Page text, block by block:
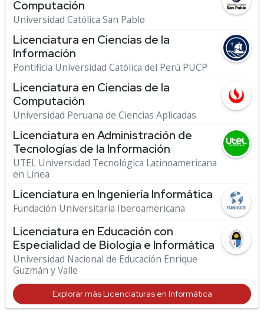
Computación
Universidad Católica San Pablo
Licenciatura en Ciencias de la
Información
Pontificia Universidad Católica del Perú PUCP
Licenciatura en Ciencias de la
Computación
Universidad Peruana de Ciencias Aplicadas
Licenciatura en Administración de
Tecnologías de la Información
UTEL Universidad Tecnológica Latinoamericana
en Línea
Licenciatura en Ingeniería Informática
Fundación Universitaria Iberoamericana
Licenciatura en Educación con
Especialidad de Biología e Informática
Universidad Nacional de Educación Enrique
Guzmán y Valle
Explorar más Licenciaturas en Informática